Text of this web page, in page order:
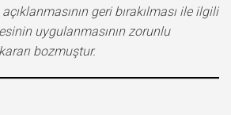
geri bırakılması ile ilgili
uygulanmasının zorunlu
bozmuştur.